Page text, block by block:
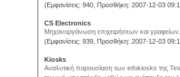
(Εμφανίσεις: 940, Προσθήκη: 2007-12-03
CS Electronics
Μηχανοργάνωση επιχειρήσεων και
(Εμφανίσεις: 939, Προσθήκη: 2007-12-03
Kiosks
Αναλυτική παρουσίαση των infokiosks της